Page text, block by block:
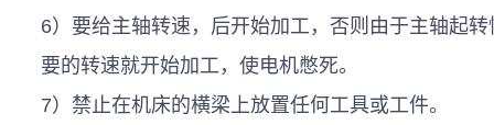
6）要给主轴转速，后开始加工，否则由于主轴起
要的转速就开始加工，使电机憋死。
7）禁止在机床的横梁上放置任何工具或工件。